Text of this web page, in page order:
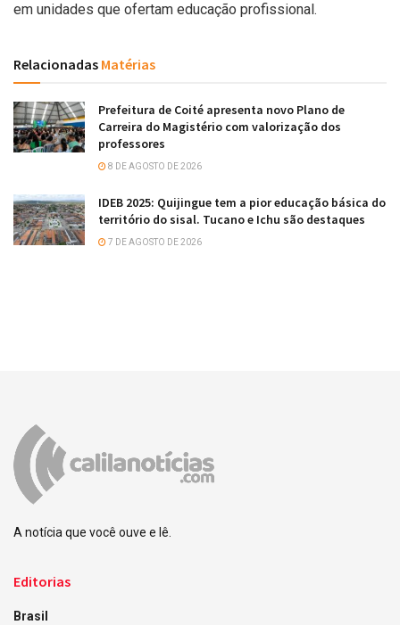
em unidades que ofertam educação profissional.
Relacionadas Matérias
Prefeitura de Coité apresenta novo Plano de
Carreira do Magistério com valorização dos
professores
8 DE AGOSTO DE 2026
IDEB 2025: Quijingue tem a pior educação básica do
território do sisal. Tucano e Ichu são destaques
7 DE AGOSTO DE 2026
A notícia que você ouve e lê.
Editorias
Brasil